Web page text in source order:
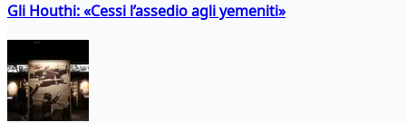
Gli Houthi: «Cessi l’assedio agli yemeniti»